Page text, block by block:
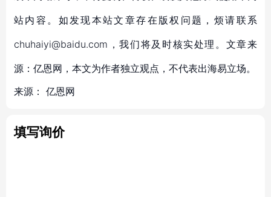
站内容。如发现本站文章存在版权问题，烦请联系
chuhaiyi@baidu.com，我们将及时核实处理。文章来
源：亿恩网，本文为作者独立观点，不代表出海易立场。
来源： 亿恩网
填写询价